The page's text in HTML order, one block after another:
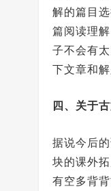
解的篇目
篇阅读理
子不会有
下文章和
四、关于
据说今后
块的课外
有空多背